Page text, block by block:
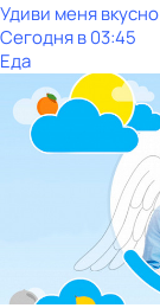
Удиви меня вкусно
Сегодня в 03:45
Еда